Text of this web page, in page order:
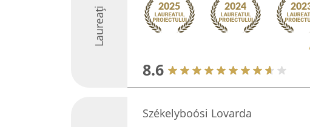
Laureați
8.6
Székelyboósi Lovarda